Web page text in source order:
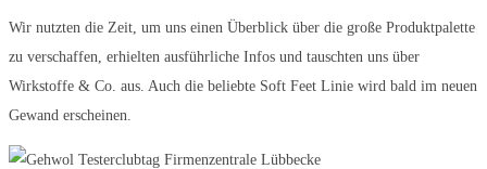
Wir nutzten die Zeit, um uns einen Überblick über die große Produktpalette
zu verschaffen, erhielten ausführliche Infos und tauschten uns über
Wirkstoffe & Co. aus. Auch die beliebte Soft Feet Linie wird bald im neuen
Gewand erscheinen.